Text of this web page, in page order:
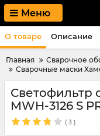
Меню
Главная
Сварочное
Сварочные маски
Светофильтр
MWH-3126 S
( 3 )
О товаре Описание